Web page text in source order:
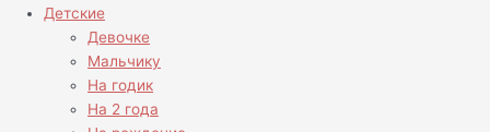
Детские
Девочке
Мальчику
На годик
На 2 года